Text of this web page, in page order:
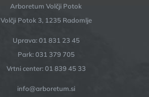
Arboretum Volčji Potok
Volčji Potok 3, 1235 Radomlje
Uprava: 01 831 23 45
Park: 031 379 705
Vrtni center: 01 839 45 33
info@arboretum.si